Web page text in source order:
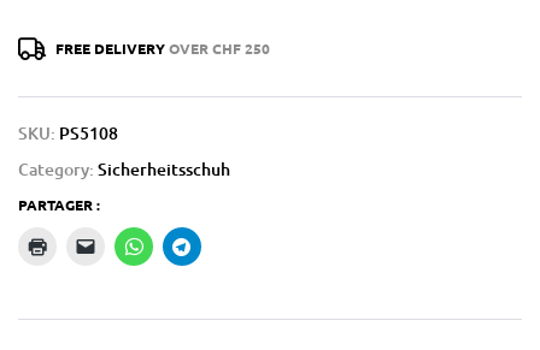
FREE DELIVERYOVER CHF 250
SKU: PS5108
Category: Sicherheitsschuh
PARTAGER :